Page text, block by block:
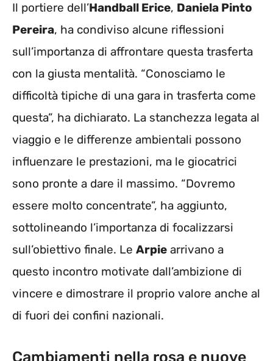
Il portiere dell’Handball Erice, Daniela Pinto
Pereira, ha condiviso alcune riflessioni
sull’importanza di affrontare questa trasferta
con la giusta mentalità. “Conosciamo le
difficoltà tipiche di una gara in trasferta come
questa”, ha dichiarato. La stanchezza legata al
viaggio e le differenze ambientali possono
influenzare le prestazioni, ma le giocatrici
sono pronte a dare il massimo. “Dovremo
essere molto concentrate”, ha aggiunto,
sottolineando l’importanza di focalizzarsi
sull’obiettivo finale. Le Arpie arrivano a
questo incontro motivate dall’ambizione di
vincere e dimostrare il proprio valore anche al
di fuori dei confini nazionali.
Cambiamenti nella rosa e nuove